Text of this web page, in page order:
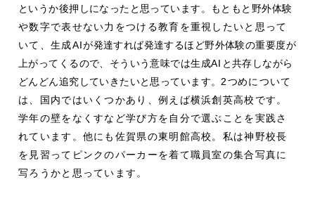
というか後押しになったと思っています。もともと野外体験
や数字で表せない力をつける教育を重視したいと思って
いて、生成AIが発達すれば発達するほど野外体験の重要度が
上がってくるので、そういう意味では生成AI と共存しながら
どんどん追究していきたいと思っています。2つめについて
は、国内ではいくつかあり、例えば横浜創英高校です。
学年の壁をなくすなど学び方を自分で選ぶことを実践さ
れています。他にも佐賀県の東明館高校。私は神野校長
を見習ってピンクのパーカーを着て職員室の集合写真に
写ろうかと思っています。